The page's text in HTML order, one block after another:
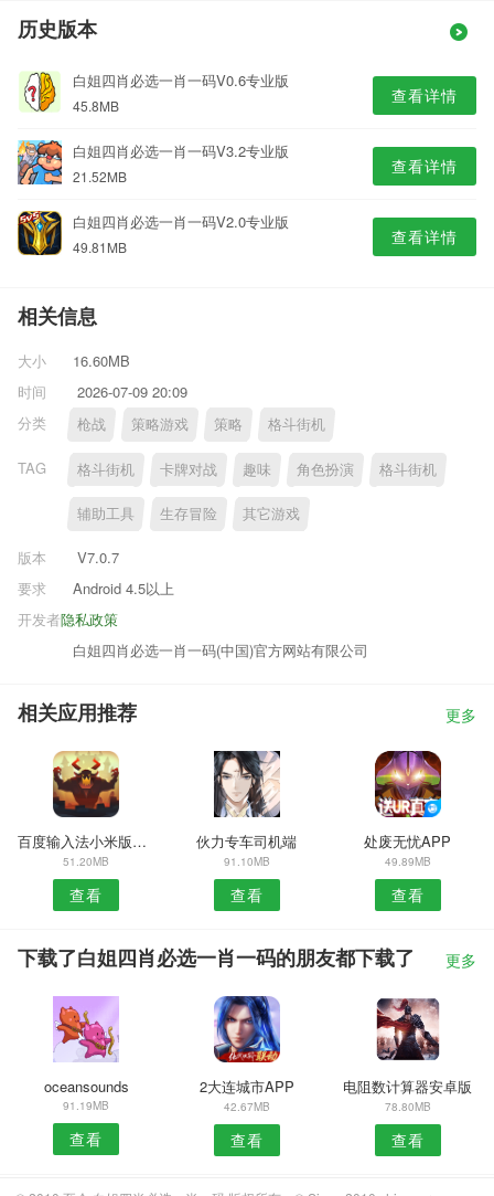
历史版本
白姐四肖必选一肖一码V0.6专业版
45.8MB 查看详情
白姐四肖必选一肖一码V3.2专业版
21.52MB 查看详情
白姐四肖必选一肖一码V2.0专业版
49.81MB 查看详情
相关信息
大小
16.60MB
时间
2026-07-09 20:09
分类
枪战 策略游戏 策略 格斗街机
TAG 格斗街机 卡牌对战 趣味 角色扮演 格斗街机
辅助工具 生存冒险 其它游戏
版本
V7.0.7
要求
Android 4.5以上
隐私政策
开发者
白姐四肖必选一肖一码(中国)官方网站有限公司
相关应用推荐 更多
百度输入法小米版安卓版
51.20MB
查看
伙力专车司机端
91.10MB
查看
处废无忧APP
49.89MB
查看
下载了白姐四肖必选一肖一码的朋友都下载了 更多
oceansounds
91.19MB
查看
2大连城市APP
42.67MB
查看
电阻数计算器安卓版
78.80MB
查看